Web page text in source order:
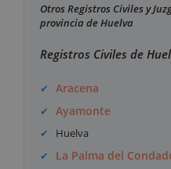
Otros Registros Civiles y
provincia de Huelva
Registros Civiles de
Aracena
Ayamonte
Huelva
La Palma del